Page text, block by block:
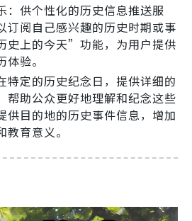
：供个性化的历史信息推送服
订阅自己感兴趣的历史时期或事
史上的今天”功能，为用户提供
验。
特定的历史纪念日，提供详细的
帮助公众更好地理解和纪念这些
供目的地的历史事件信息，增加
育意义。